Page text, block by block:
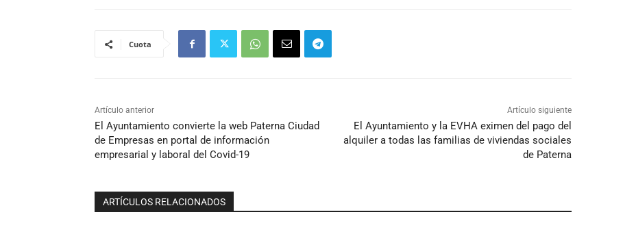
Cuota
Artículo anterior
El Ayuntamiento convierte la web Paterna Ciudad
de Empresas en portal de información
empresarial y laboral del Covid-19
Artículo siguiente
El Ayuntamiento y la EVHA eximen del pago del
alquiler a todas las familias de viviendas sociales
de Paterna
ARTÍCULOS RELACIONADOS